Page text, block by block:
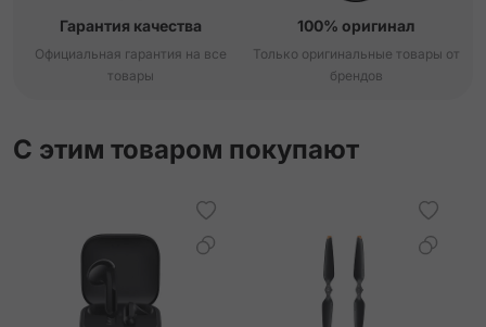
Гарантия качества
Официальная гарантия на все
товары
100% оригинал
Только оригинальные товары от
брендов
С этим товаром покупают